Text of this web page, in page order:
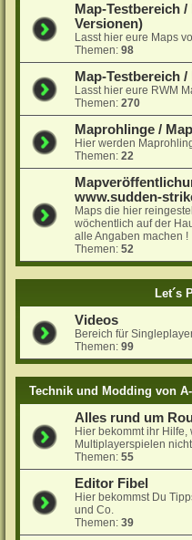
Map-Testbereich
Versionen)
Lasst hier eure Maps
Themen:98
Map-Testbereich
Lasst hier eure RWM
Themen:270
Maprohlinge /
Hier werden
Themen:22
www.sudden-
Maps die hier
wöchentlich auf der
alle Angaben machen !
Themen:52
Let´s
Videos
Bereich für
Themen:99
Technik und Modding von
Alles rund um
Hier bekommt ihr
Multiplayerspielen
Themen:55
Editor Fibel
Hier bekommst Du
und Co.
Themen:39